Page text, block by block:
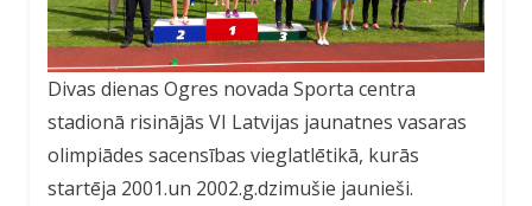
Divas dienas Ogres novada Sporta centra
stadionā risinājās VI Latvijas jaunatnes vasaras
olimpiādes sacensības vieglatlētikā, kurās
startēja 2001.un 2002.g.dzimušie jaunieši.